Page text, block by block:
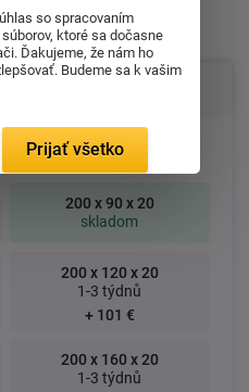
200 x 90 x 20
skladom
200 x 120 x 20
1-3 týdnů
+ 101 €
200 x 160 x 20
1-3 týdnů
so spracovaním
ktoré sa dočasne
Ďakujeme, že nám ho
Budeme sa k vašim
Prijať všetko